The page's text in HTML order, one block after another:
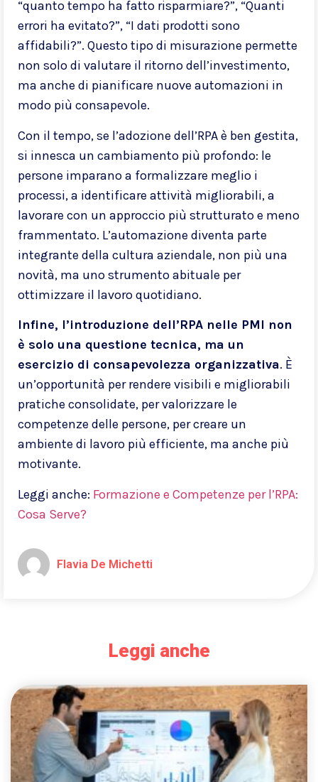
“quanto tempo ha fatto risparmiare?”, “Quanti
errori ha evitato?”, “I dati prodotti sono
affidabili?”. Questo tipo di misurazione permette
non solo di valutare il ritorno dell’investimento,
ma anche di pianificare nuove automazioni in
modo più consapevole.
Con il tempo, se l’adozione dell’RPA è ben gestita,
si innesca un cambiamento più profondo: le
persone imparano a formalizzare meglio i
processi, a identificare attività migliorabili, a
lavorare con un approccio più strutturato e meno
frammentato. L’automazione diventa parte
integrante della cultura aziendale, non più una
novità, ma uno strumento abituale per
ottimizzare il lavoro quotidiano.
Infine, l’introduzione dell’RPA nelle PMI non
è solo una questione tecnica, ma un
esercizio di consapevolezza organizzativa. È
un’opportunità per rendere visibili e migliorabili
pratiche consolidate, per valorizzare le
competenze delle persone, per creare un
ambiente di lavoro più efficiente, ma anche più
motivante.
Leggi anche: Formazione e Competenze per l’RPA:
Cosa Serve?
Flavia De Michetti
Leggi anche